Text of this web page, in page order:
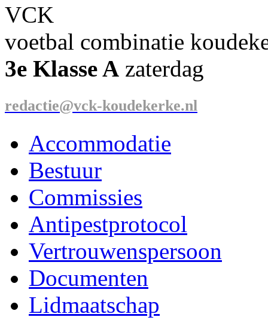
VCK
voetbal combinatie
3e Klasse A zaterdag
redactie@vck-koudekerke.nl
Accommodatie
Bestuur
Commissies
Antipestprotocol
Vertrouwenspersoon
Documenten
Lidmaatschap